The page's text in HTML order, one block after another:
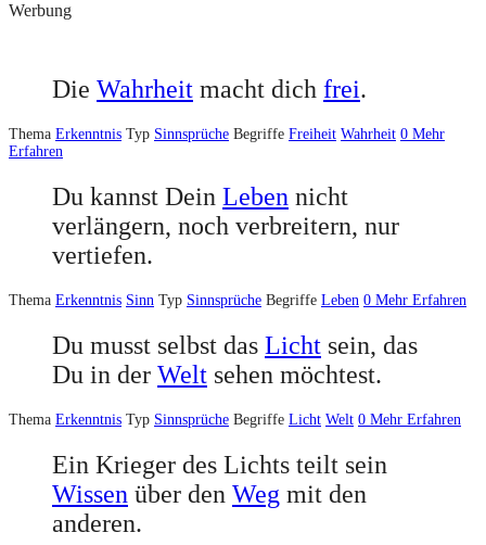
Werbung
Die Wahrheit macht dich frei.
Thema Erkenntnis Typ Sinnsprüche Begriffe Freiheit Wahrheit 0 Mehr
Erfahren
Du kannst Dein Leben nicht
verlängern, noch verbreitern, nur
vertiefen.
Thema Erkenntnis Sinn Typ Sinnsprüche Begriffe Leben 0 Mehr Erfahren
Du musst selbst das Licht sein, das
Du in der Welt sehen möchtest.
Thema Erkenntnis Typ Sinnsprüche Begriffe Licht Welt 0 Mehr Erfahren
Ein Krieger des Lichts teilt sein
Wissen über den Weg mit den
anderen.